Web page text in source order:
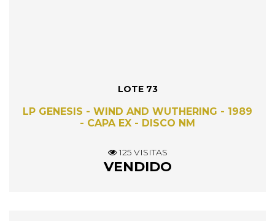
LOTE 73
LP GENESIS - WIND AND WUTHERING - 1989
- CAPA EX - DISCO NM
125 VISITAS
VENDIDO